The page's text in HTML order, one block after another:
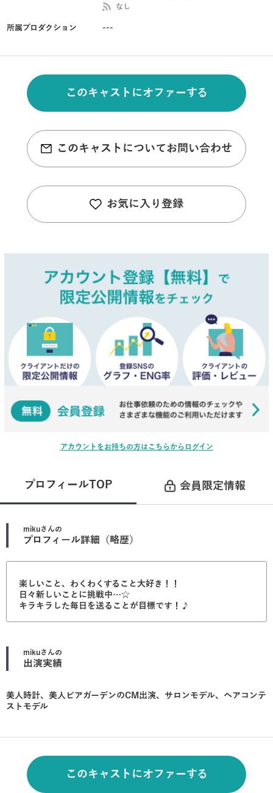
なし
所属プロダクション ---
このキャストにオファーする
このキャストについてお問い合わせ
お気に入り登録
アカウントをお持ちの方はこちらからログイン
プロフィールTOP 会員限定情報
mikuさんの
プロフィール詳細（略歴）
楽しいこと、わくわくすること大好き！！
日々新しいことに挑戦中…☆
キラキラした毎日を送ることが目標です！♪
mikuさんの
出演実績
美人時計、美人ビアガーデンのCM出演、サロンモデル、ヘアコンテ
ストモデル
このキャストにオファーする